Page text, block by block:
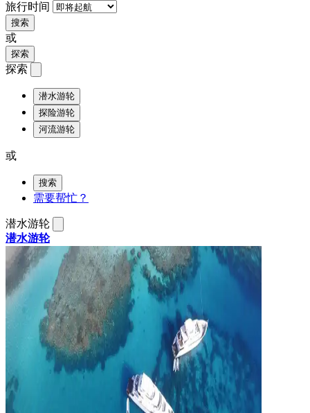
旅行时间
搜索
或
探索
探索
潜水游轮
探险游轮
河流游轮
或
搜索
需要帮忙？
潜水游轮
潜水游轮